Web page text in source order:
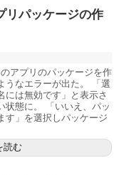
リパッケージの作
アプリのパッケージを作
うなエラーが出た。 「選
には無効です」と表示さ
状態に。 「いいえ、パッ
す」を選択しパッケージ
読む